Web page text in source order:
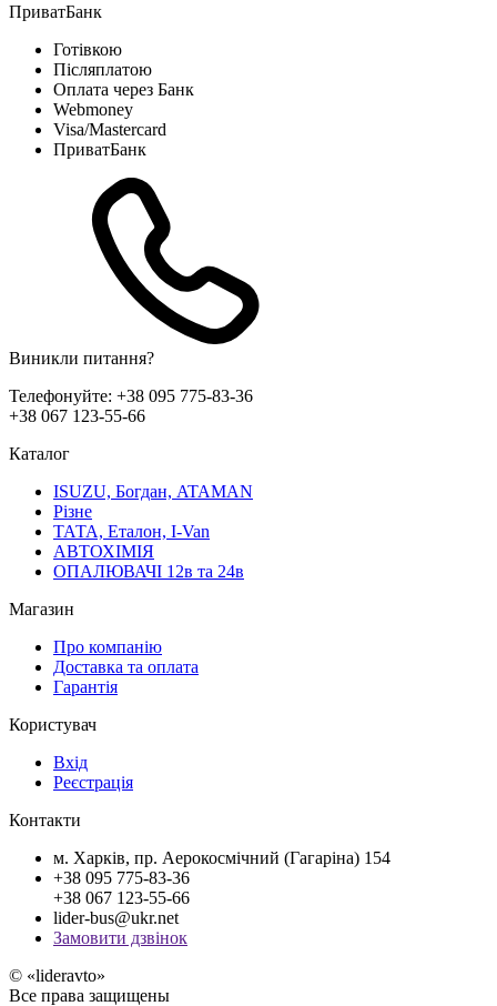
ПриватБанк
Готівкою
Післяплатою
Оплата через Банк
Webmoney
Visa/Mastercard
ПриватБанк
Виникли питання?
Телефонуйте: +38 095 775-83-36
+38 067 123-55-66
Каталог
ISUZU, Богдан, ATAMAN
Різне
ТАТА, Еталон, I-Van
АВТОХІМІЯ
ОПАЛЮВАЧІ 12в та 24в
Магазин
Про компанію
Доставка та оплата
Гарантія
Користувач
Вхід
Реєстрація
Контакти
м. Харків, пр. Аерокосмічний (Гагаріна) 154
+38 095 775-83-36
+38 067 123-55-66
lider-bus@ukr.net
Замовити дзвінок
© «lideravto»
Все права защищены